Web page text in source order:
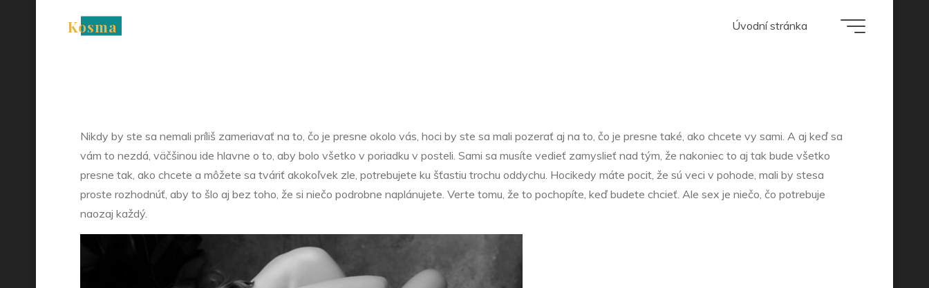
Kosma Úvodní stránka
Nikdy by ste sa nemali príliš zameriavať na to, čo je presne okolo vás, hoci by ste sa mali pozerať aj na to, čo je presne také, ako chcete vy sami. A aj keď sa
vám to nezdá, väčšinou ide hlavne o to, aby bolo všetko v poriadku v posteli. Sami sa musíte vedieť zamyslieť nad tým, že nakoniec to aj tak bude všetko
presne tak, ako chcete a môžete sa tváriť akokoľvek zle, potrebujete ku šťastiu trochu oddychu. Hocikedy máte pocit, že sú veci v pohode, mali by stesa
proste rozhodnúť, aby to šlo aj bez toho, že si niečo podrobne naplánujete. Verte tomu, že to pochopíte, keď budete chcieť. Ale sex je niečo, čo potrebuje
naozaj každý.